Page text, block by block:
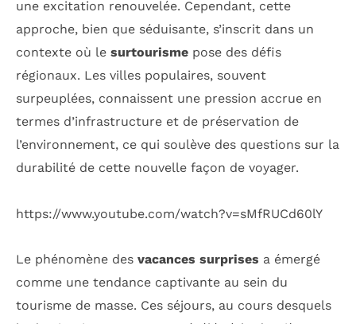
une excitation renouvelée. Cependant, cette
approche, bien que séduisante, s’inscrit dans un
contexte où le surtourisme pose des défis
régionaux. Les villes populaires, souvent
surpeuplées, connaissent une pression accrue en
termes d’infrastructure et de préservation de
l’environnement, ce qui soulève des questions sur la
durabilité de cette nouvelle façon de voyager.
https://www.youtube.com/watch?v=sMfRUCd60lY
Le phénomène des vacances surprises a émergé
comme une tendance captivante au sein du
tourisme de masse. Ces séjours, au cours desquels